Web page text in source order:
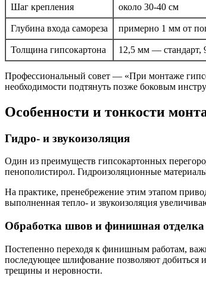
Шаг крепления около 30-40 см
Глубина входа самореза примерно 1 мм от
Толщина гипсокартона 12,5 мм — стандарт,
Профессиональный совет — «При монтаже
необходимости подтянуть позже боковым
Особенности и тонкости
Гидро- и звукоизоляция
Один из преимуществ гипсокартонных
пенополистирол. Гидроизоляционные
На практике, пренебрежение этим этапом
выполненная тепло- и звукоизоляция
Обработка швов и финишная отделка
Постепенно переходя к финишным работам,
последующее шлифование позволяют добиться
трещины и неровности.